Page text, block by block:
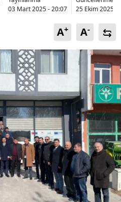
Bursa
Çanakkale
Çorum
Denizli
Diyarbakır
Edirne
Elazığ
03 Mart 2025 - 20:07
25 Ekim 2025 -
A+ A-